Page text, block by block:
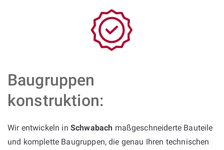
Baugruppen
konstruktion:
Wir entwickeln in Schwabach maßgeschneiderte Bauteile
und komplette Baugruppen, die genau Ihren technischen